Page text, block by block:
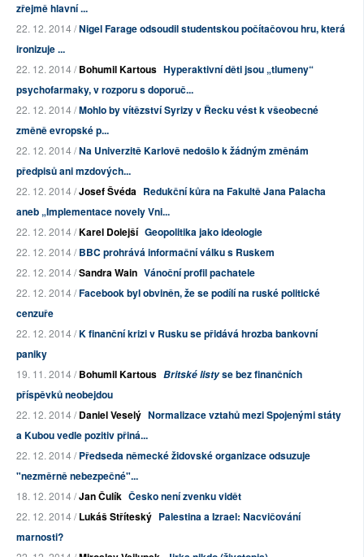
zřejmě hlavní ...
22. 12. 2014 /Nigel Farage odsoudil studentskou počítačovou hru, která
ironizuje ...
22. 12. 2014 /Bohumil Kartous Hyperaktivní děti jsou „tlumeny“
psychofarmaky, v rozporu s doporuč...
22. 12. 2014 /Mohlo by vítězství Syrizy v Řecku vést k všeobecné
změně evropské p...
22. 12. 2014 /Na Univerzitě Karlově nedošlo k žádným změnám
předpisů ani mzdových...
22. 12. 2014 /Josef Švéda Redukční kůra na Fakultě Jana Palacha
aneb „Implementace novely Vni...
22. 12. 2014 /Karel Dolejší Geopolitika jako ideologie
22. 12. 2014 /BBC prohrává informační válku s Ruskem
22. 12. 2014 /Sandra Wain Vánoční profil pachatele
22. 12. 2014 /Facebook byl obviněn, že se podílí na ruské politické
cenzuře
22. 12. 2014 /K finanční krizi v Rusku se přidává hrozba bankovní
paniky
19. 11. 2014 /Bohumil Kartous Britské listyse bez finančních
příspěvků neobejdou
22. 12. 2014 /Daniel Veselý Normalizace vztahů mezi Spojenými státy
a Kubou vedle pozitiv přiná...
22. 12. 2014 /Předseda německé židovské organizace odsuzuje
"nezměrně nebezpečné"...
18. 12. 2014 /Jan Čulík Česko není zvenku vidět
22. 12. 2014 /Lukáš Stříteský Palestina a Izrael: Nacvičování
marnosti?